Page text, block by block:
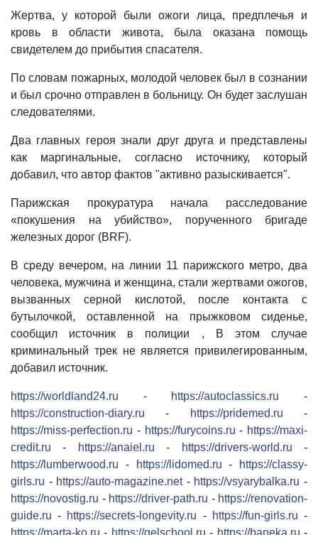
Жертва, у которой были ожоги лица, предплечья и
кровь в области живота, была оказана помощь
свидетелем до прибытия спасателя.
По словам пожарных, молодой человек был в сознании
и был срочно отправлен в больницу. Он будет заслушан
следователями.
Два главных героя знали друг друга и представлены
как маргинальные, согласно источнику, который
добавил, что автор фактов "активно разыскивается".
Парижская прокуратура начала расследование
«покушения на убийство», порученного бригаде
железных дорог (BRF).
В среду вечером, на линии 11 парижского метро, ​​два
человека, мужчина и женщина, стали жертвами ожогов,
вызванных серной кислотой, после контакта с
бутылочкой, оставленной на прыжковом сиденье,
сообщил источник в полиции , В этом случае
криминальный трек не является привилегированным,
добавил источник.
https://worldland24.ru - https://autoclassics.ru -
https://construction-diary.ru - https://pridemed.ru -
https://miss-perfection.ru - https://furycoins.ru - https://maxi-
credit.ru - https://anaiel.ru - https://drivers-world.ru -
https://lumberwood.ru - https://lidomed.ru -
https://classy-
girls.ru - https://auto-magazine.net- https://vsyarybalka.ru -
https://novostig.ru - https://driver-path.ru - https://renovation-
guide.ru - https://secrets-longevity.ru - https://fun-girls.ru -
https://marta-ko.ru - https://gelschool.ru - https://baneka.ru -